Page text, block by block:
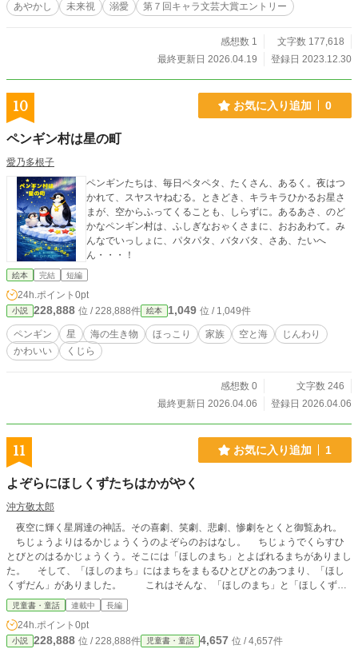
あやかし
未来視 溺愛 第７回キャラ文芸大賞エントリー
感想数 1
文字数 177,618
最終更新日 2026.04.19
登録日 2023.12.30
10 お気に入り追加 0
ペンギン村は星の町
愛乃多根子
ペンギンたちは、毎日ペタペタ、たくさん、あるく。夜はつ
かれて、スヤスヤねむる。ときどき、キラキラひかるお星さ
まが、空からふってくることも、しらずに。あるあさ、のど
かなペンギン村は、ふしぎなおゃくさまに、おおあわて。み
んなでいっしょに、パタパタ、バタバタ、さあ、たいへ
ん・・・！
絵本 完結 短編
24h.ポイント 0pt
小説 228,888 位 / 228,888件 絵本 1,049 位 / 1,049件
ペンギン 星 海の生き物 ほっこり 家族 空と海
じんわり
かわいい
くじら
感想数 0
文字数 246
最終更新日 2026.04.06
登録日 2026.04.06
11 お気に入り追加 1
よぞらにほしくずたちはかがやく
沖方敬太郎
夜空に輝く星屑達の神話。その喜劇、笑劇、悲劇、惨劇をとくと御覧あれ。
ちじょうよりはるかじょうくうのよぞらのおはなし。 ちじょうでくらすひ
とびとのはるかじょうくう。そこには「ほしのまち」とよばれるまちがありまし
た。 そして、「ほしのまち」にはまちをまもるひとびとのあつまり、「ほし
くずだん」がありました。 これはそんな、「ほしのまち」と「ほしくずだ
ん」のものがたり。 この世界には摩訶不思議な、人々が知らないだけのこと
が未だ存在している。 「もしも、もしも、遥か上空に地上の人々が知らない街
が存在したとしたら？」 これはそんな作者の空想をもとに生み出された童
話・寓話です。 一節ごとの文字数を少なくしています。そのため、節数と更
児童書・童話 連載中 長編
24h.ポイント 0pt
小説 228,888 位 / 228,888件 児童書・童話 4,657 位 / 4,657件